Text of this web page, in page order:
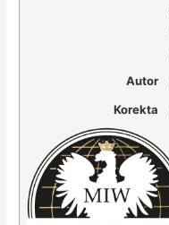
Autor
Korekta